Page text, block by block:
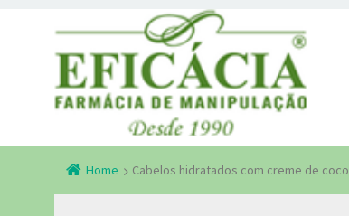
Home Cabelos hidratados com creme de coco